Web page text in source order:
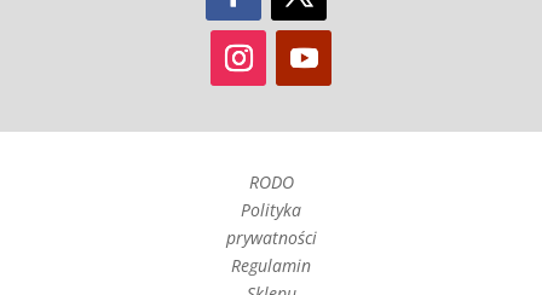
RODO
Polityka
prywatności
Regulamin